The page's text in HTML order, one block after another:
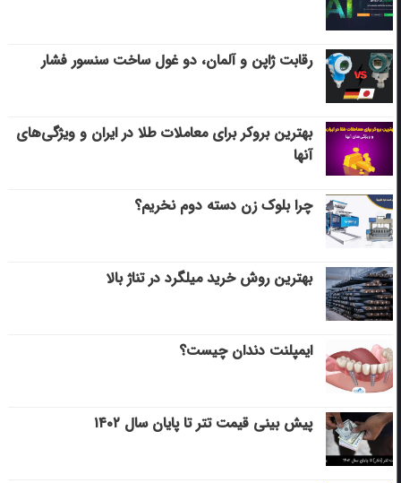
رقابت ژاپن و آلمان، دو غول ساخت سنسور فشار
بهترین بروکر برای معاملات طلا در ایران و ویژگی‌های
آنها
چرا بلوک زن دسته دوم نخریم؟
بهترین روش خرید میلگرد در تناژ بالا
ایمپلنت دندان چیست؟
پیش بینی قیمت تتر تا پایان سال ۱۴۰۲